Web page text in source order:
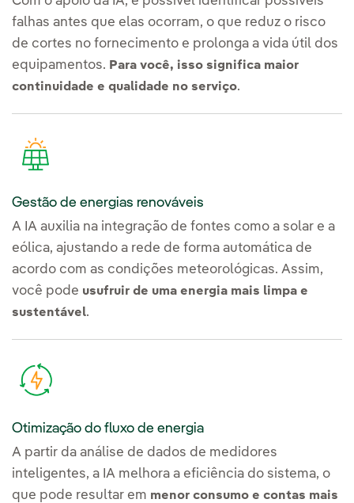
falhas antes que elas ocorram, o que reduz o risco
de cortes no fornecimento e prolonga a vida útil dos
equipamentos. Para você, isso significa maior
continuidade e qualidade no serviço.
Gestão de energias renováveis
A IA auxilia na integração de fontes como a solar e a
eólica, ajustando a rede de forma automática de
acordo com as condições meteorológicas. Assim,
você pode usufruir de uma energia mais limpa e
sustentável.
Otimização do fluxo de energia
A partir da análise de dados de medidores
inteligentes, a IA melhora a eficiência do sistema, o
que pode resultar em menor consumo e contas mais